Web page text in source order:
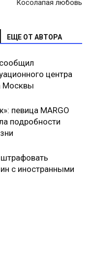
Косолапая любовь
ЕЩЕ ОТ АВТОРА
центра
Москвы
певица MARGO
подробности
с иностранными